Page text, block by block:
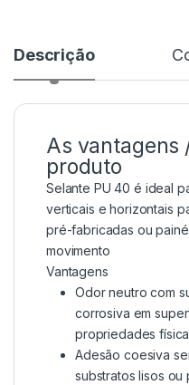
Descrição
As vantagens
produto
Selante PU 40 é ideal
verticais e horizontais
pré-fabricadas ou
movimento
Vantagens
Odor neutro com
corrosiva em
propriedades
Adesão coesiva
substratos lisos ou